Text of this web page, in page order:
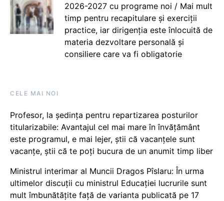
2026-2027 cu programe noi / Mai mult
timp pentru recapitulare și exerciții
practice, iar dirigenția este înlocuită de
materia dezvoltare personală și
consiliere care va fi obligatorie
CELE MAI NOI
Profesor, la ședința pentru repartizarea posturilor
titularizabile: Avantajul cel mai mare în învățământ
este programul, e mai lejer, știi că vacanțele sunt
vacanţe, știi că te poți bucura de un anumit timp liber
Ministrul interimar al Muncii Dragos Pîslaru: În urma
ultimelor discuții cu ministrul Educației lucrurile sunt
mult îmbunătățite față de varianta publicată pe 17